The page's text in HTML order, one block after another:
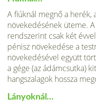
A fiúknál megnő a herék,
növekedésének üteme.
rendszerint csak két
pénisz növekedése a
növekedésével együtt
a gége (az ádámcsutka)
hangszalagok hossza
Lányoknál…